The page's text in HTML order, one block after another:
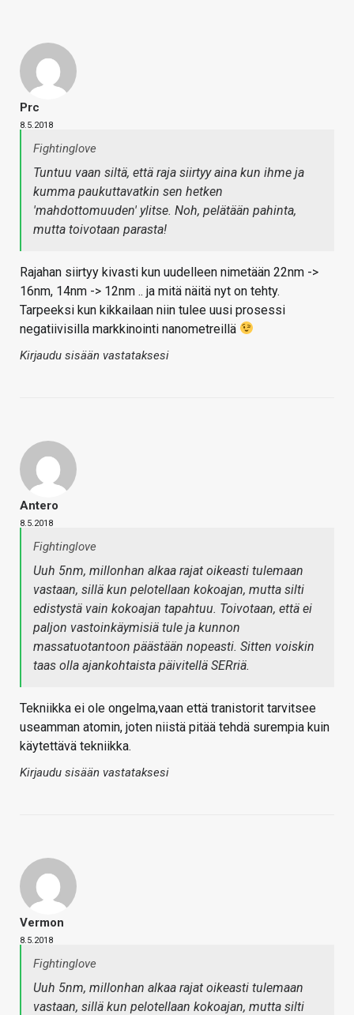
Prc
8.5.2018
Fightinglove
Tuntuu vaan siltä, että raja siirtyy aina kun ihme ja
kumma paukuttavatkin sen hetken
'mahdottomuuden' ylitse. Noh, pelätään pahinta,
mutta toivotaan parasta!
Rajahan siirtyy kivasti kun uudelleen nimetään 22nm ->
16nm, 14nm -> 12nm .. ja mitä näitä nyt on tehty.
Tarpeeksi kun kikkailaan niin tulee uusi prosessi
negatiivisilla markkinointi nanometreillä
Kirjaudu sisään vastataksesi
Antero
8.5.2018
Fightinglove
Uuh 5nm, millonhan alkaa rajat oikeasti tulemaan
vastaan, sillä kun pelotellaan kokoajan, mutta silti
edistystä vain kokoajan tapahtuu. Toivotaan, että ei
paljon vastoinkäymisiä tule ja kunnon
massatuotantoon päästään nopeasti. Sitten voiskin
taas olla ajankohtaista päivitellä SERriä.
Tekniikka ei ole ongelma,vaan että tranistorit tarvitsee
useamman atomin, joten niistä pitää tehdä surempia kuin
käytettävä tekniikka.
Kirjaudu sisään vastataksesi
Vermon
8.5.2018
Fightinglove
Uuh 5nm, millonhan alkaa rajat oikeasti tulemaan
vastaan, sillä kun pelotellaan kokoajan, mutta silti